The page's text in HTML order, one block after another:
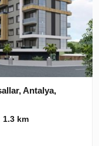
Antalya,
1.3 km